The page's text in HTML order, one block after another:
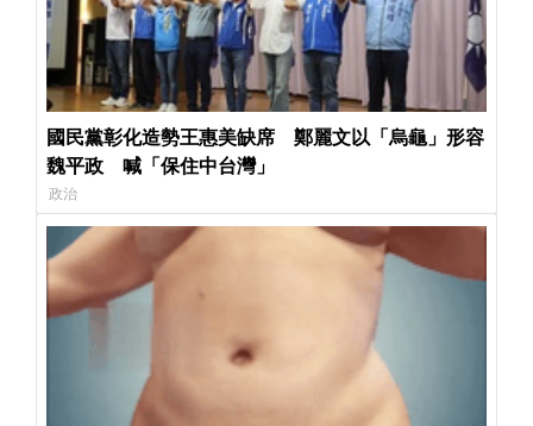
國民黨彰化造勢王惠美缺席 鄭麗文以「烏龜」形容
魏平政 喊「保住中台灣」
政治